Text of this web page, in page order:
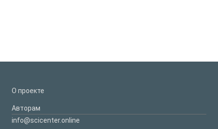
О проекте
Авторам
info@scicenter.online